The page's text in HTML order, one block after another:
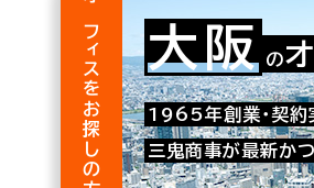
オフィスをお探しの方へ 大阪 の
1965年創業・契約
三鬼商事が最新か